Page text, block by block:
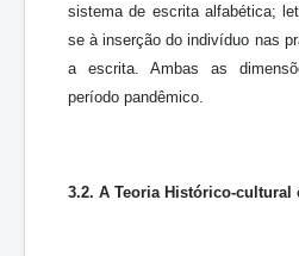
sistema de escrita alfabética;
se à inserção do indivíduo nas
a escrita. Ambas as
período pandêmico.
3.2. A Teoria Histórico-cultural